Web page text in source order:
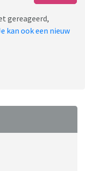
gereageerd,
kan ook een nieuw